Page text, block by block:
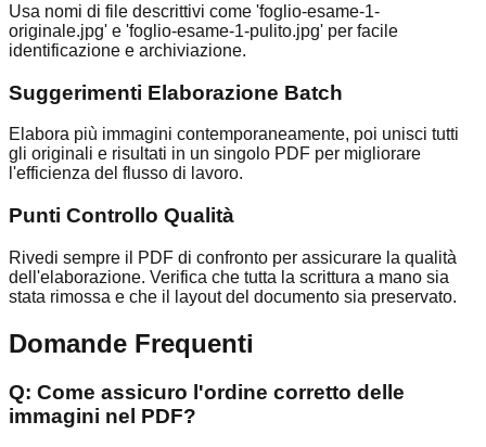
Usa nomi di file descrittivi come 'foglio-esame-1-
originale.jpg' e 'foglio-esame-1-pulito.jpg' per facile
identificazione e archiviazione.
Suggerimenti Elaborazione Batch
Elabora più immagini contemporaneamente, poi unisci tutti
gli originali e risultati in un singolo PDF per migliorare
l'efficienza del flusso di lavoro.
Punti Controllo Qualità
Rivedi sempre il PDF di confronto per assicurare la qualità
dell'elaborazione. Verifica che tutta la scrittura a mano sia
stata rimossa e che il layout del documento sia preservato.
Domande Frequenti
Q: Come assicuro l'ordine corretto delle
immagini nel PDF?